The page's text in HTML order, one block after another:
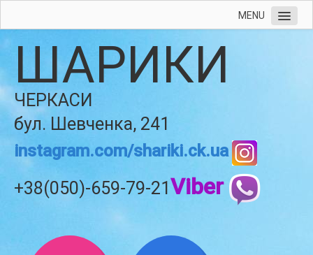
MENU
ШАРИКИ
ЧЕРКАСИ
бул. Шевченка, 241
instagram.com/shariki.ck.ua
+38(050)-659-79-21Viber